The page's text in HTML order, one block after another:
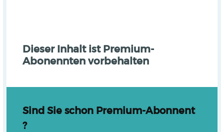
Dieser Inhalt ist Premium-
Abonennten vorbehalten
Sind Sie schon Premium-Abonnent
?